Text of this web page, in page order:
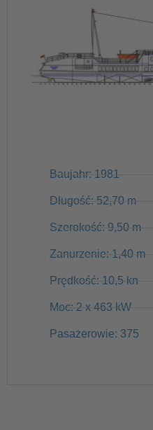
Baujahr: 1981
Długość: 52,70 m
Szerokość: 9,50 m
Zanurzenie: 1,40 m
Prędkość: 10,5 kn
Moc: 2 x 463 kW
Pasażerowie: 375